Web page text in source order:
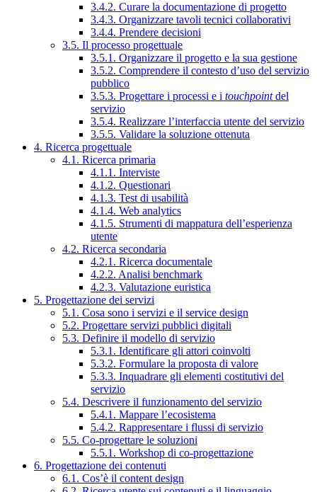
3.4.2. Curare la documentazione di progetto
3.4.3. Organizzare tavoli tecnici collaborativi
3.4.4. Prendere decisioni
3.5. Il processo progettuale
3.5.1. Organizzare il progetto e la sua gestione
3.5.2. Comprendere il contesto d’uso del servizio
pubblico
3.5.3. Progettare i processi e i touchpointdel
servizio
3.5.4. Realizzare l’interfaccia utente del servizio
3.5.5. Validare la soluzione ottenuta
4. Ricerca progettuale
4.1. Ricerca primaria
4.1.1. Interviste
4.1.2. Questionari
4.1.3. Test di usabilità
4.1.4. Web analytics
4.1.5. Strumenti di mappatura dell’esperienza
utente
4.2. Ricerca secondaria
4.2.1. Ricerca documentale
4.2.2. Analisi benchmark
4.2.3. Valutazione euristica
5. Progettazione dei servizi
5.1. Cosa sono i servizi e il service design
5.2. Progettare servizi pubblici digitali
5.3. Definire il modello di servizio
5.3.1. Identificare gli attori coinvolti
5.3.2. Formulare la proposta di valore
5.3.3. Inquadrare gli elementi costitutivi del
servizio
5.4. Descrivere il funzionamento del servizio
5.4.1. Mappare l’ecosistema
5.4.2. Rappresentare i flussi di servizio
5.5. Co-progettare le soluzioni
5.5.1. Workshop di co-progettazione
6. Progettazione dei contenuti
6.1. Cos’è il content design